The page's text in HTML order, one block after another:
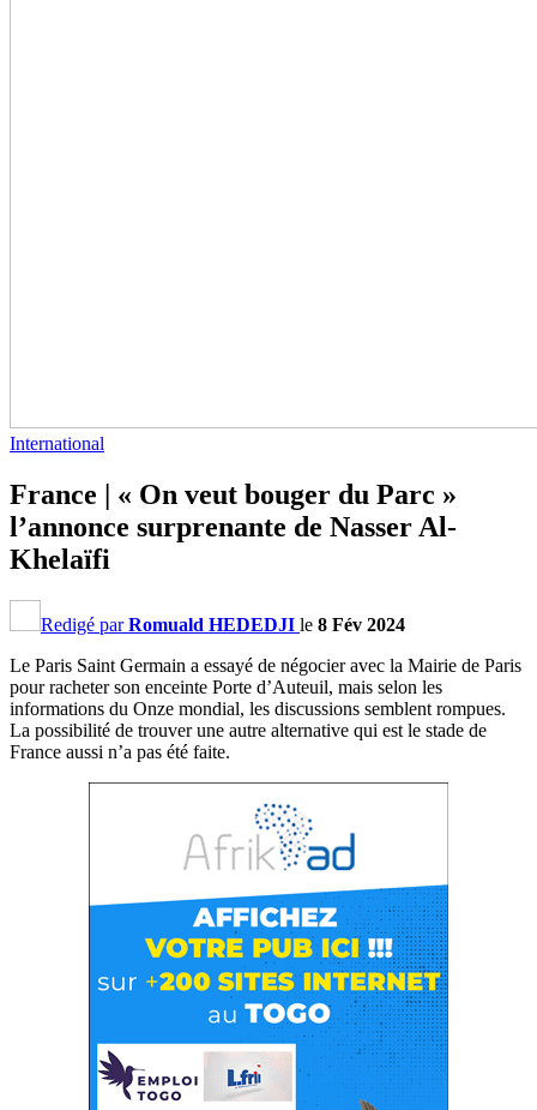
International
France | « On veut bouger du Parc »
l’annonce surprenante de Nasser Al-
Khelaïfi
Redigé parRomuald HEDEDJI le 8 Fév 2024
Le Paris Saint Germain a essayé de négocier avec la Mairie de Paris
pour racheter son enceinte Porte d’Auteuil, mais selon les
informations du Onze mondial, les discussions semblent rompues.
La possibilité de trouver une autre alternative qui est le stade de
France aussi n’a pas été faite.